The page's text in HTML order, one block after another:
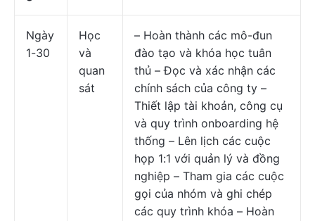
Ngày
1-30
Học
và
quan
sát
– Hoàn thành các mô-đun
đào tạo và khóa học tuân
thủ – Đọc và xác nhận các
chính sách của công ty –
Thiết lập tài khoản, công cụ
và quy trình onboarding hệ
thống – Lên lịch các cuộc
họp 1:1 với quản lý và đồng
nghiệp – Tham gia các cuộc
gọi của nhóm và ghi chép
các quy trình khóa – Hoàn